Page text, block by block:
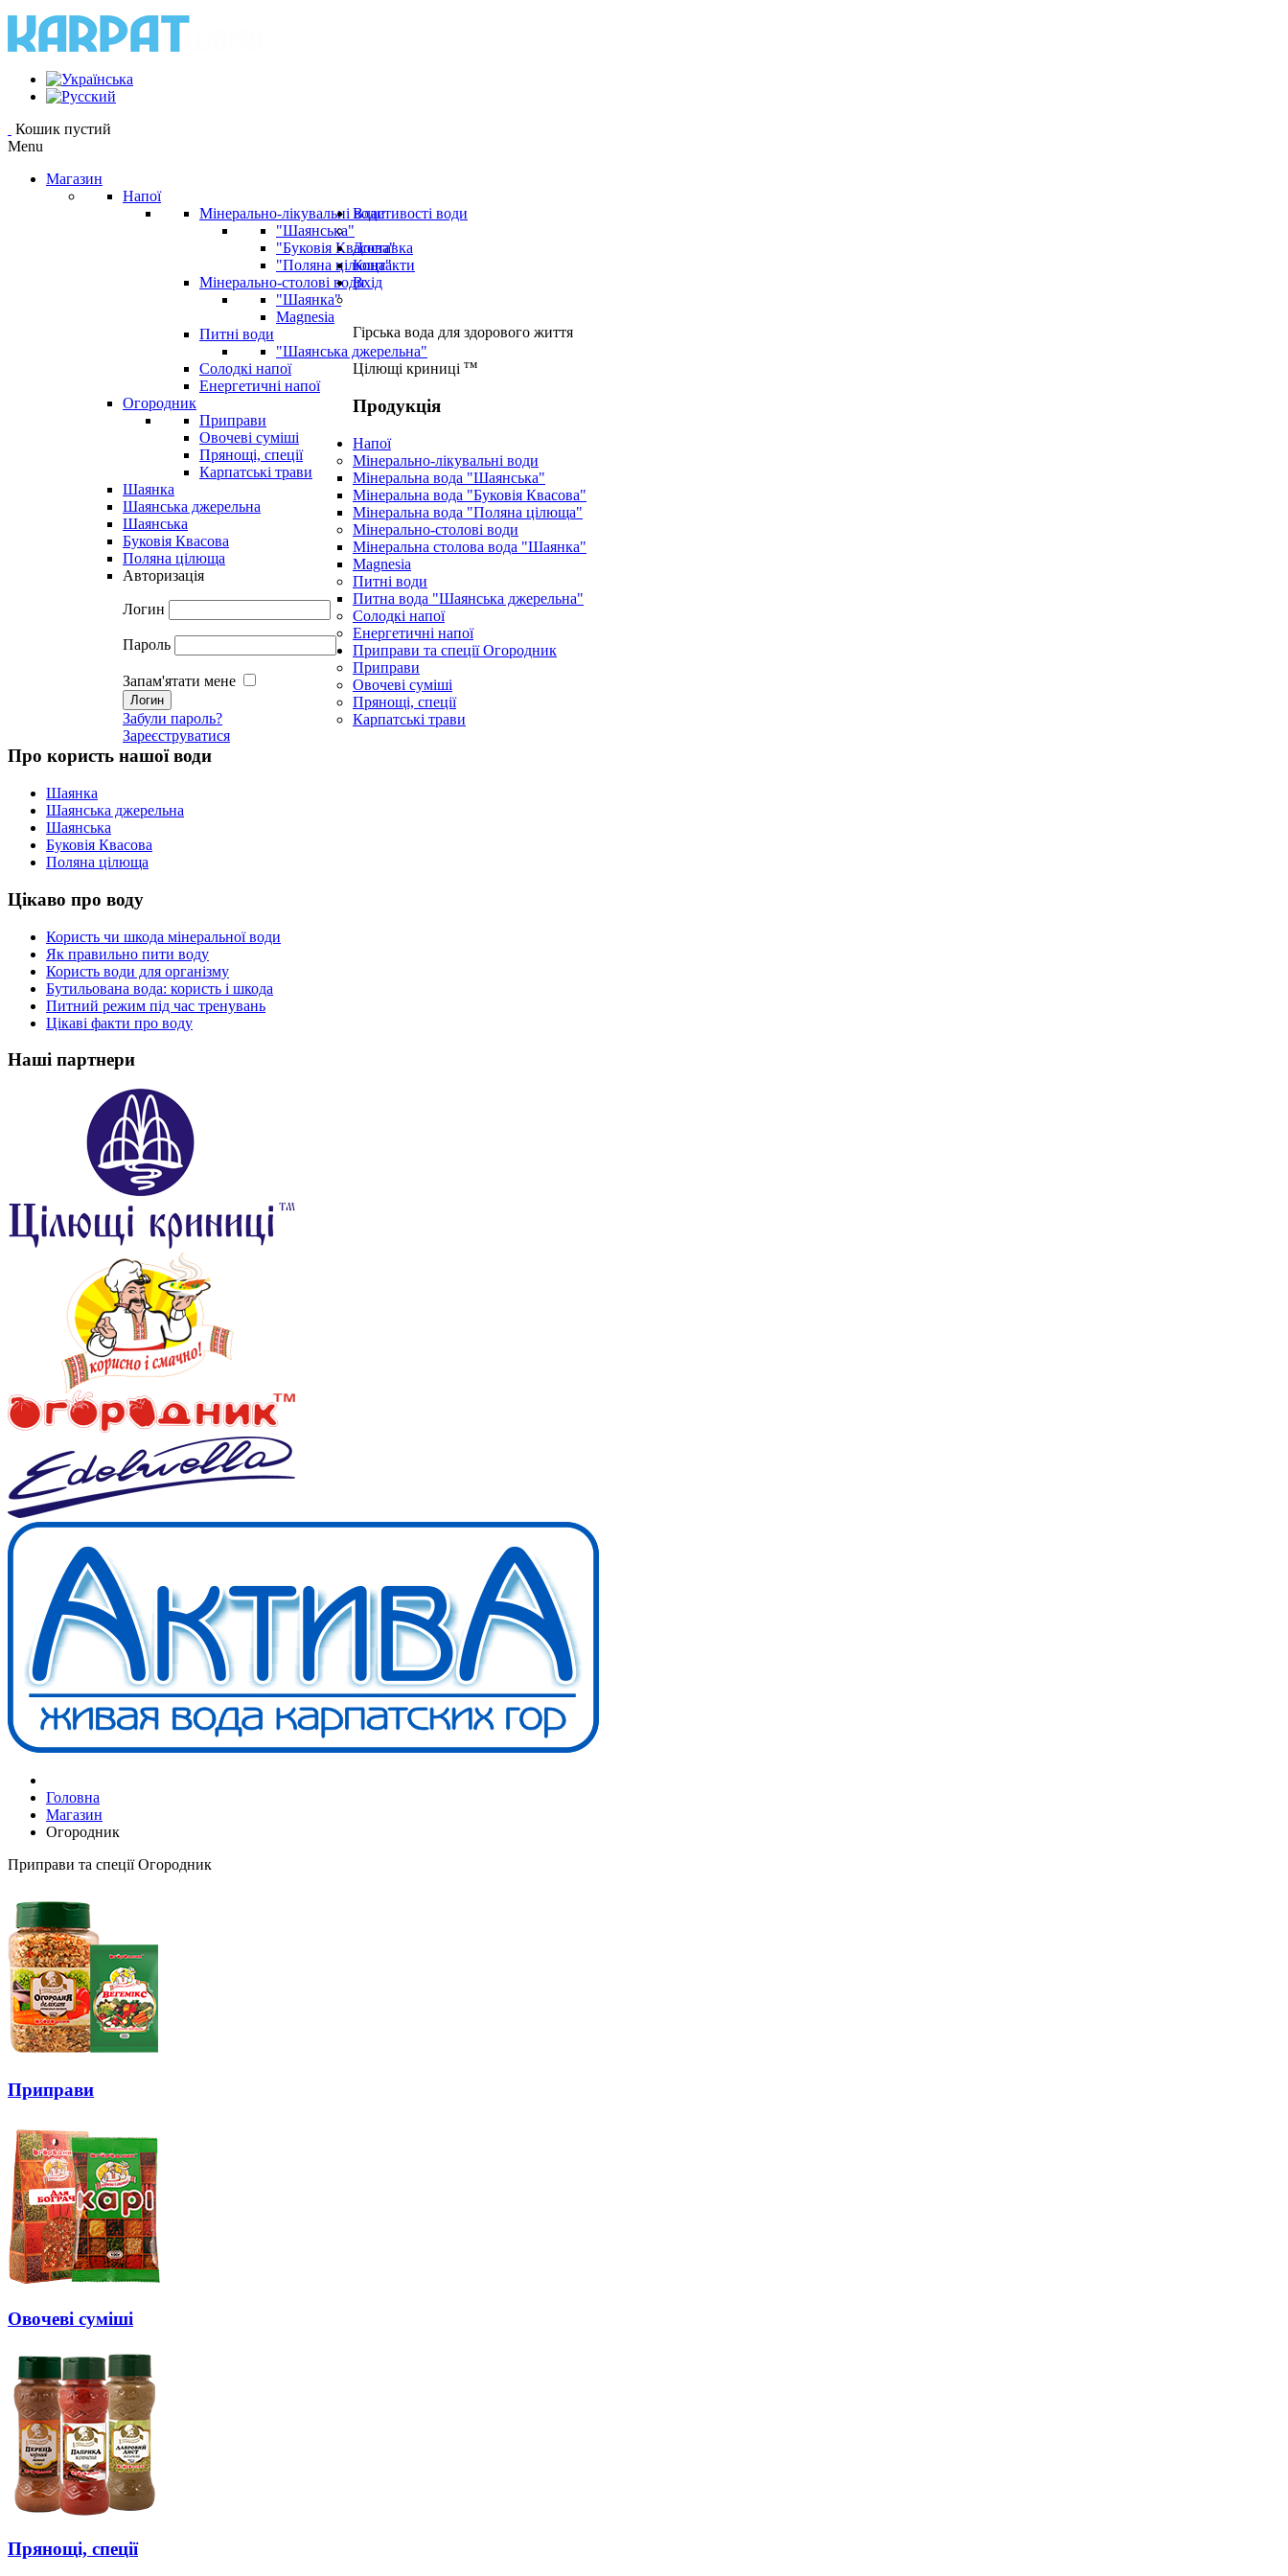
Кошик пустий
Menu
Магазин
Напої
Мінерально-лікувальні води
"Шаянська"
"Буковія Квасова"
"Поляна цілюща"
Мінерально-столові води
"Шаянка"
Magnesia
Питні води
"Шаянська джерельна"
Солодкі напої
Енергетичні напої
Огородник
Приправи
Овочеві суміші
Прянощі, спеції
Карпатські трави
Властивості води
Шаянка
Шаянська джерельна
Шаянська
Буковія Квасова
Поляна цілюща
Доставка
Контакти
Вхід
Авторизація
Логин
Пароль
Запам'ятати мене
Забули пароль?
Зареєструватися
Гірська вода для здорового життя
Цілющі криниці тм
Продукція
Напої
Мінерально-лікувальні води
Мінеральна вода "Шаянська"
Мінеральна вода "Буковія Квасова"
Мінеральна вода "Поляна цілюща"
Мінерально-столові води
Мінеральна столова вода "Шаянка"
Magnesia
Питні води
Питна вода "Шаянська джерельна"
Солодкі напої
Енергетичні напої
Приправи та спеції Огородник
Приправи
Овочеві суміші
Прянощі, спеції
Карпатські трави
Про користь нашої води
Шаянка
Шаянська джерельна
Шаянська
Буковія Квасова
Поляна цілюща
Цікаво про воду
Користь чи шкода мінеральної води
Як правильно пити воду
Користь води для організму
Бутильована вода: користь і шкода
Питний режим під час тренувань
Цікаві факти про воду
Наші партнери
Головна
Магазин
Огородник
Приправи та спеції Огородник
Приправи
Овочеві суміші
Прянощі, спеції